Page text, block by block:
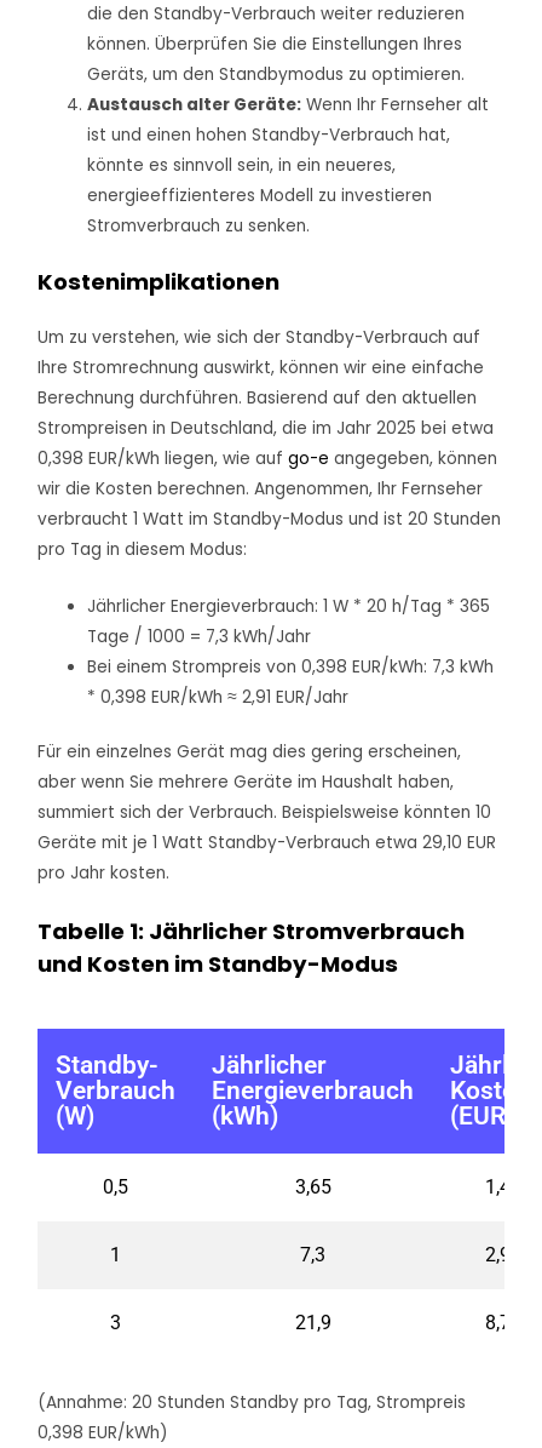
die den Standby-Verbrauch weiter reduzieren
können. Überprüfen Sie die Einstellungen Ihres
Geräts, um den Standbymodus zu optimieren.
Austausch alter Geräte: Wenn Ihr Fernseher alt
ist und einen hohen Standby-Verbrauch hat,
könnte es sinnvoll sein, in ein neueres,
energieeffizienteres Modell zu investieren
Stromverbrauch zu senken.
Kostenimplikationen
Um zu verstehen, wie sich der Standby-Verbrauch auf
Ihre Stromrechnung auswirkt, können wir eine einfache
Berechnung durchführen. Basierend auf den aktuellen
Strompreisen in Deutschland, die im Jahr 2025 bei etwa
0,398 EUR/kWh liegen, wie aufgo-e angegeben, können
wir die Kosten berechnen. Angenommen, Ihr Fernseher
verbraucht 1 Watt im Standby-Modus und ist 20 Stunden
pro Tag in diesem Modus:
Jährlicher Energieverbrauch: 1 W * 20 h/Tag * 365
Tage / 1000 = 7,3 kWh/Jahr
Bei einem Strompreis von 0,398 EUR/kWh: 7,3 kWh
* 0,398 EUR/kWh ≈ 2,91 EUR/Jahr
Für ein einzelnes Gerät mag dies gering erscheinen,
aber wenn Sie mehrere Geräte im Haushalt haben,
summiert sich der Verbrauch. Beispielsweise könnten 10
Geräte mit je 1 Watt Standby-Verbrauch etwa 29,10 EUR
pro Jahr kosten.
Tabelle 1: Jährlicher Stromverbrauch
und Kosten im Standby-Modus
Standby-
Verbrauch
(W)
Jährlicher
Energieverbrauch
(kWh)
Kosten
(EUR)
0,5 3,65 1,45
1 7,3 2,91
3 21,9 8,72
(Annahme: 20 Stunden Standby pro Tag, Strompreis
0,398 EUR/kWh)